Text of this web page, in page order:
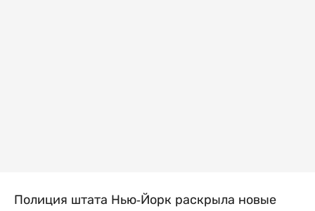
Полиция штата Нью-Йорк раскрыла новые